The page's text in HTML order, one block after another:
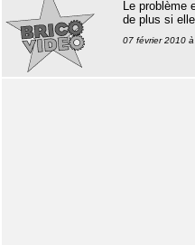
Le problème
de plus si
07 février 2010